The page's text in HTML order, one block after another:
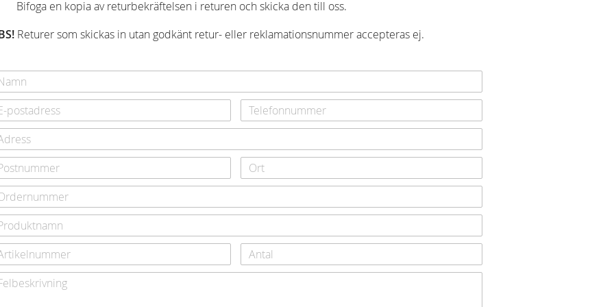
Bifoga en kopia av returbekräftelsen i returen och skicka den till oss.
Returer som skickas in utan godkänt retur- eller reklamationsnummer accepteras ej.